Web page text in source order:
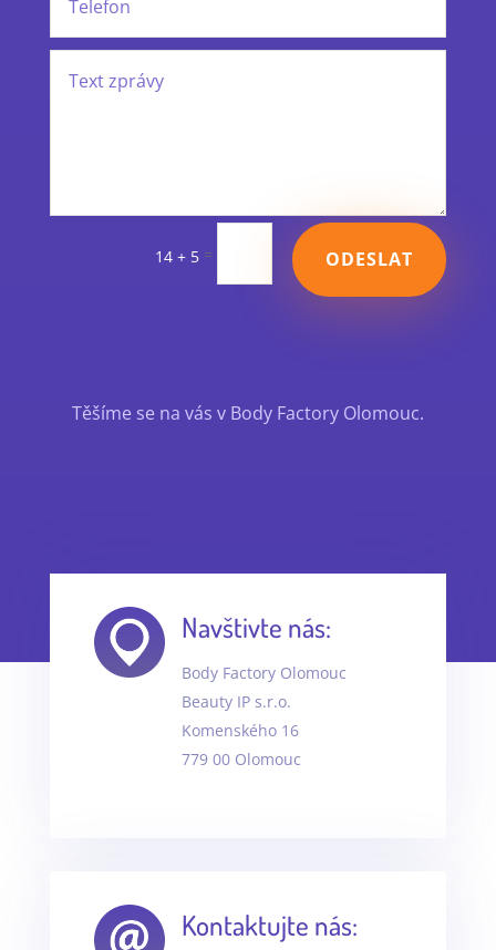
14 + 5 = ODESLAT
Těšíme se na vás v Body Factory Olomouc.
Navštivte nás:
Body Factory Olomouc
Beauty IP s.r.o.
Komenského 16
779 00 Olomouc
Kontaktujte nás: